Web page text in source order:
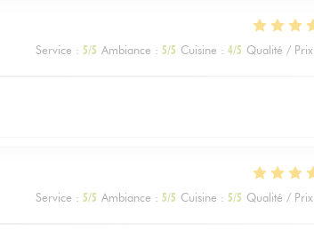
Service : 5/5 Ambiance : 5/5 Cuisine : 4/5 Qualité / Prix
Service : 5/5 Ambiance : 5/5 Cuisine : 5/5 Qualité / Prix